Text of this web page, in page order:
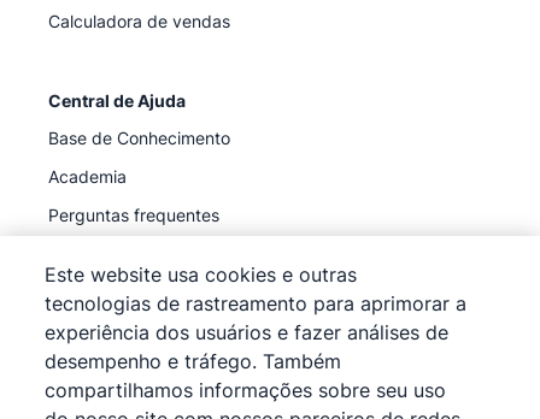
Calculadora de vendas
Central de Ajuda
Base de Conhecimento
Academia
Perguntas frequentes
Suporte
(Disponível agora)
Empresa
Sobre
Este website usa cookies e outras
tecnologias de rastreamento para aprimorar a
experiência dos usuários e fazer análises de
desempenho e tráfego. Também
compartilhamos informações sobre seu uso